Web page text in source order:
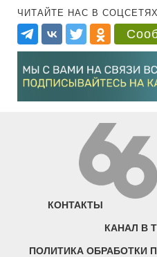
ЧИТАЙТЕ НАС В
КОНТАКТЫ
КАНАЛ В
ПОЛИТИКА ОБРАБОТКИ